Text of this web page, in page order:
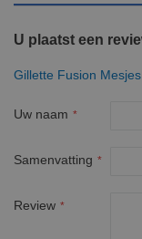
U plaatst een
Gillette Fusion
Uw naam
Samenvatting
Review